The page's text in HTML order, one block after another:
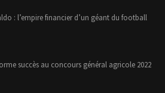
: l’empire financier d’un géant du football
succès au concours général agricole 2022